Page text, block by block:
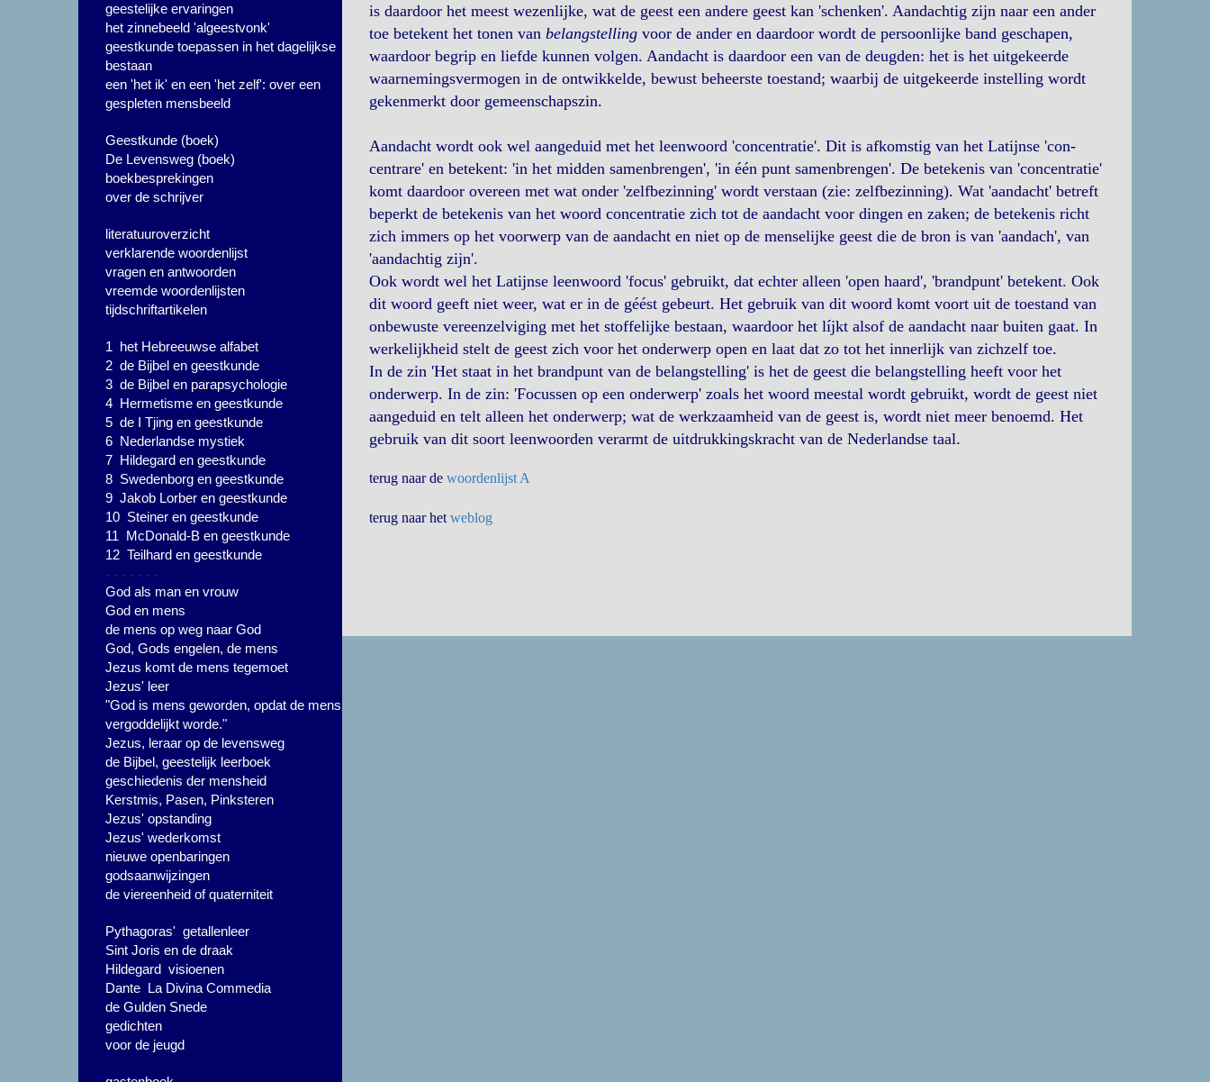
geestelijke ervaringen
het zinnebeeld 'algeestvonk'
geestkunde toepassen in het dagelijkse
bestaan
een 'het ik' en een 'het zelf': over een
gespleten mensbeeld
Geestkunde (boek)
De Levensweg (boek)
boekbesprekingen
over de schrijver
literatuuroverzicht
verklarende woordenlijst
vragen en antwoorden
vreemde woordenlijsten
tijdschriftartikelen
1 het Hebreeuwse alfabet
2 de Bijbel en geestkunde
3 de Bijbel en parapsychologie
4 Hermetisme en geestkunde
5 de I Tjing en geestkunde
6 Nederlandse mystiek
7 Hildegard en geestkunde
8 Swedenborg en geestkunde
9 Jakob Lorber en geestkunde
10 Steiner en geestkunde
11 McDonald-B en geestkunde
12 Teilhard en geestkunde
- - - - - - -
God als man en vrouw
God en mens
de mens op weg naar God
God, Gods engelen, de mens
Jezus komt de mens tegemoet
Jezus' leer
"God is mens geworden, opdat de mens
vergoddelijkt worde."
Jezus, leraar op de levensweg
de Bijbel, geestelijk leerboek
geschiedenis der mensheid
Kerstmis, Pasen, Pinksteren
Jezus' opstanding
Jezus' wederkomst
nieuwe openbaringen
godsaanwijzingen
de viereenheid of quaterniteit
Pythagoras' getallenleer
Sint Joris en de draak
Hildegard visioenen
Dante La Divina Commedia
de Gulden Snede
gedichten
voor de jeugd
is daardoor het meest wezenlijke, wat de geest een andere geest kan 'schenken'. Aandachtig zijn naar een ander
toe betekent het tonen van belangstellingvoor de ander en daardoor wordt de persoonlijke band geschapen,
waardoor begrip en liefde kunnen volgen. Aandacht is daardoor een van de deugden: het is het uitgekeerde
waarnemingsvermogen in de ontwikkelde, bewust beheerste toestand; waarbij de uitgekeerde instelling wordt
gekenmerkt door gemeenschapszin.
Aandacht wordt ook wel aangeduid met het leenwoord 'concentratie'. Dit is afkomstig van het Latijnse 'con-
centrare' en betekent: 'in het midden samenbrengen', 'in één punt samenbrengen'. De betekenis van 'concentratie'
komt daardoor overeen met wat onder 'zelfbezinning' wordt verstaan (zie: zelfbezinning). Wat 'aandacht' betreft
beperkt de betekenis van het woord concentratie zich tot de aandacht voor dingen en zaken; de betekenis richt
zich immers op het voorwerp van de aandacht en niet op de menselijke geest die de bron is van 'aandach', van
'aandachtig zijn'.
Ook wordt wel het Latijnse leenwoord 'focus' gebruikt, dat echter alleen 'open haard', 'brandpunt' betekent. Ook
dit woord geeft niet weer, wat er in de géést gebeurt. Het gebruik van dit woord komt voort uit de toestand van
onbewuste vereenzelviging met het stoffelijke bestaan, waardoor het líjkt alsof de aandacht naar buiten gaat. In
werkelijkheid stelt de geest zich voor het onderwerp open en laat dat zo tot het innerlijk van zichzelf toe.
In de zin 'Het staat in het brandpunt van de belangstelling' is het de geest die belangstelling heeft voor het
onderwerp. In de zin: 'Focussen op een onderwerp' zoals het woord meestal wordt gebruikt, wordt de geest niet
aangeduid en telt alleen het onderwerp; wat de werkzaamheid van de geest is, wordt niet meer benoemd. Het
gebruik van dit soort leenwoorden verarmt de uitdrukkingskracht van de Nederlandse taal.
terug naar de woordenlijst A
terug naar het weblog